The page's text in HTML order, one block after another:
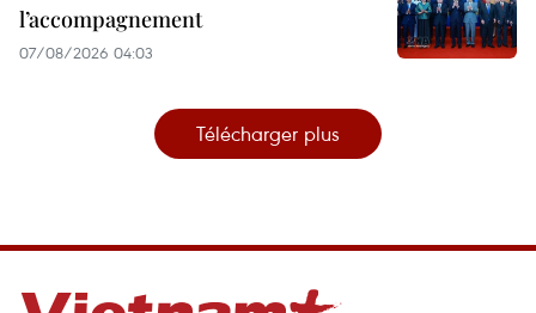
l’accompagnement
07/08/2026 04:03
Télécharger plus